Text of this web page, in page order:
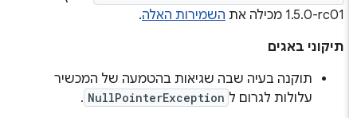
‎1.5.0-rc01 מכילה את
השמירות האלה.
תיקוני באגים
תוקנה בעיה שבה שגיאות בהטמעה של המכשיר
עלולות לגרום ל NullPointerException
.